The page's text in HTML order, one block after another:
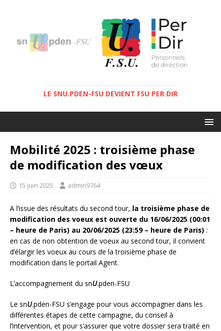
LE SNU.PDEN-FSU DEVIENT FSU PER DIR
Mobilité 2025 : troisième phase
de modification des vœux
15 juin 2025 admin9764
A l’issue des résultats du second tour, la troisième phase de
modification des voeux est ouverte du 16/06/2025 (00:01
– heure de Paris) au 20/06/2025 (23:59 – heure de Paris) :
en cas de non obtention de voeux au second tour, il convient
d’élargir les voeux au cours de la troisième phase de
modification dans le portail Agent.
L’accompagnement du snU.pden-FSU
Le snU.pden-FSU s’engage pour vous accompagner dans les
différentes étapes de cette campagne, du conseil à
l’intervention, et pour s’assurer que votre dossier sera traité en